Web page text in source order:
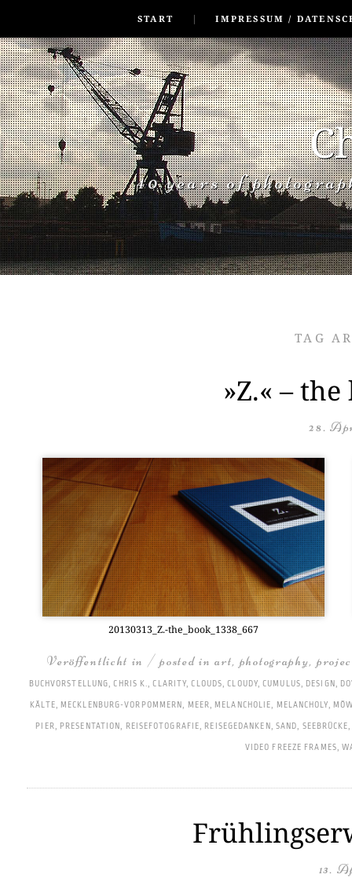
START
IMPRESSUM /
40 years of
TAG
»Z.« –
28.
20130313_Z.-the_book_1338_667
Veröffentlicht in / posted inart, photography,
BUCHVORSTELLUNG,CHRIS K.,CLARITY,CLOUDS,CLOUDY,CUMULUS, DESIGN,
KÄLTE, MECKLENBURG-VORPOMMERN, MEER, MELANCHOLIE, MELANCHOLY,
PIER, PRESENTATION, REISEFOTOGRAFIE, REISEGEDANKEN, SAND, SEEBRÜCKE
VIDEO FREEZE FRAMES,
13.